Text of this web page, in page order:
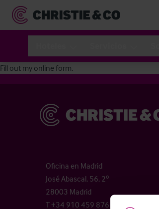
Fill out my online form.
Christie & Co
Oficina en Madrid
José Abascal, 56, 2º
28003 Madrid
T +34 910 459 876